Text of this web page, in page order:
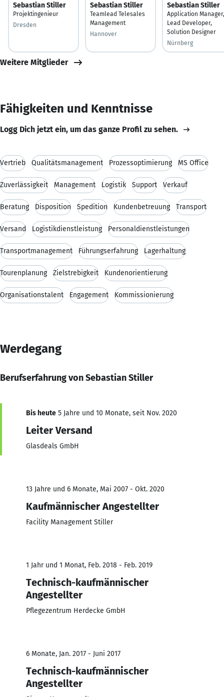
Sebastian Stiller
Projektingenieur
Dresden
Sebastian Stiller
Teamlead Telesales
Management
Hannover
Sebastian Stiller
Application Manager,
Lead Developer,
Solution Designer
Nürnberg
Weitere Mitglieder
Fähigkeiten und Kenntnisse
Logg Dich jetzt ein, um das ganze Profil zu sehen.
Vertrieb Qualitätsmanagement Prozessoptimierung MS Office
Zuverlässigkeit Management Logistik Support Verkauf
Beratung Disposition Spedition Kundenbetreuung Transport
Versand Logistikdienstleistung Personaldienstleistungen
Transportmanagement Führungserfahrung Lagerhaltung
Tourenplanung Zielstrebigkeit Kundenorientierung
Organisationstalent Engagement Kommissionierung
Werdegang
Berufserfahrung von Sebastian Stiller
Bis heute 5 Jahre und 10 Monate, seit Nov. 2020
Leiter Versand
Glasdeals GmbH
13 Jahre und 6 Monate, Mai 2007 - Okt. 2020
Kaufmännischer Angestellter
Facility Management Stiller
1 Jahr und 1 Monat, Feb. 2018 - Feb. 2019
Technisch-kaufmännischer
Angestellter
Pflegezentrum Herdecke GmbH
6 Monate, Jan. 2017 - Juni 2017
Technisch-kaufmännischer
Angestellter